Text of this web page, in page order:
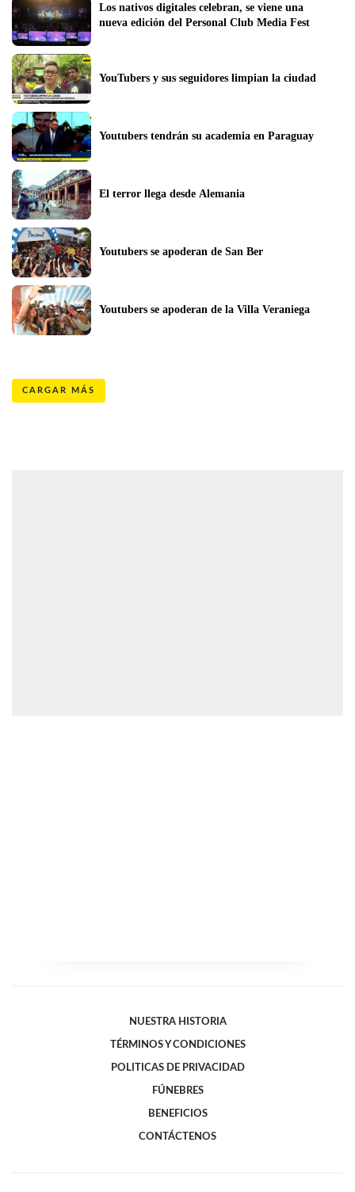
Los nativos digitales celebran, se viene una
nueva edición del Personal Club Media Fest
YouTubers y sus seguidores limpian la ciudad
Youtubers tendrán su academia en Paraguay
El terror llega desde Alemania
Youtubers se apoderan de San Ber
Youtubers se apoderan de la Villa Veraniega
CARGAR MÁS
NUESTRA HISTORIA
TÉRMINOS Y CONDICIONES
POLITICAS DE PRIVACIDAD
FÚNEBRES
BENEFICIOS
CONTÁCTENOS